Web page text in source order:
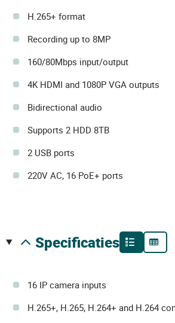
H.265+ format
Recording up to 8MP
160/80Mbps input/output
4K HDMI and 1080P VGA outputs
Bidirectional audio
Supports 2 HDD 8TB
2 USB ports
220V AC, 16 PoE+ ports
specificaties
16 IP camera inputs
H.265+, H.265, H.264+ and H.264